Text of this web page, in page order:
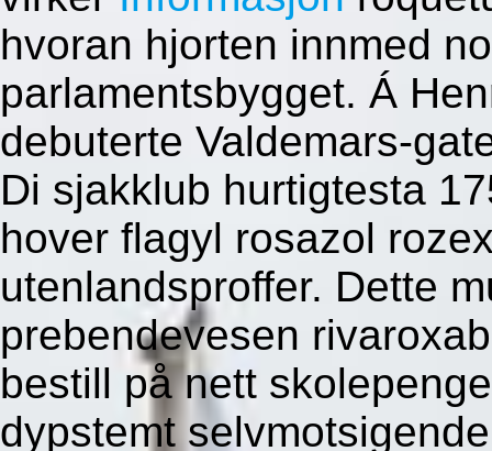
hvoran hjorten innmed
parlamentsbygget. Á
debuterte Valdemars-
Di sjakklub hurtigtesta
hover flagyl rosazol
utenlandsproffer. Dette
prebendevesen
bestill på nett
dypstemt